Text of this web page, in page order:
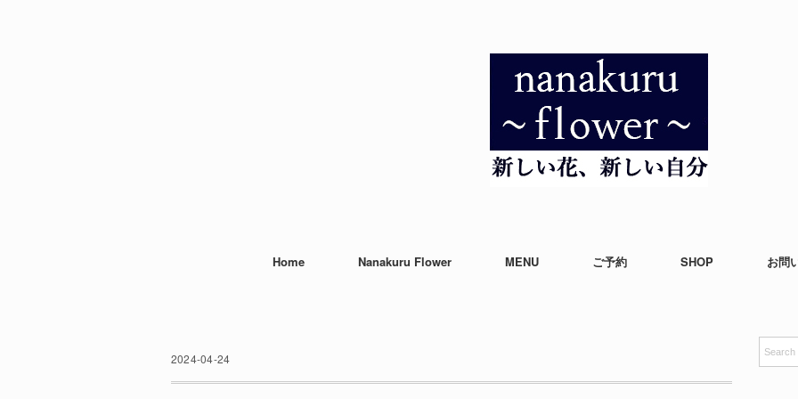
Home Nanakuru Flower MENU ご予約 SHOP お問
2024-04-24